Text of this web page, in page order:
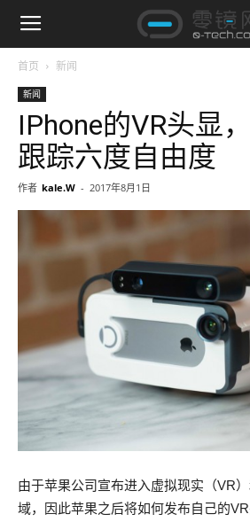
首页 新闻
新闻
IPhone的VR头显
跟踪六度自由度
作者 kale.W - 2017年8月1日
由于苹果公司宣布进入虚拟现实（VR
域，因此苹果之后将如何发布自己的